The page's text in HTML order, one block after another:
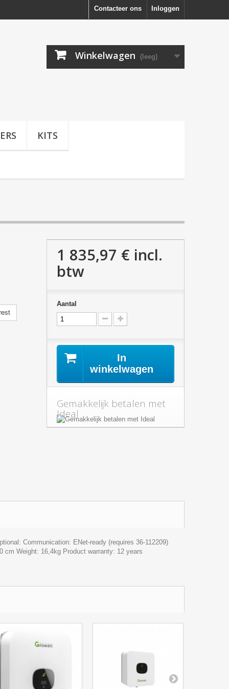
Inloggen
Contacteer ons
Winkelwagen (leeg)
KITS
1 835,97 € incl.
btw
Aantal
In
winkelwagen
Gemakkelijk betalen met
Ideal
Communication: ENet-ready (requires 36-112209)
Weight: 16,4kg Product warranty: 12 years